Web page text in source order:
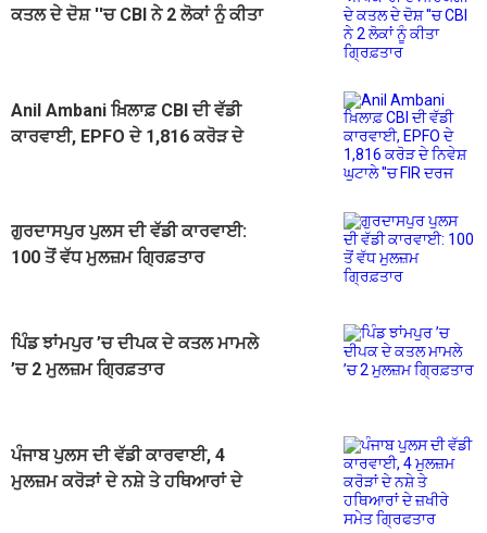
ਕਤਲ ਦੇ ਦੋਸ਼ ''ਚ CBI ਨੇ 2 ਲੋਕਾਂ ਨੂੰ ਕੀਤਾ
Anil Ambani ਖ਼ਿਲਾਫ਼ CBI ਦੀ ਵੱਡੀ
ਕਾਰਵਾਈ, EPFO ਦੇ 1,816 ਕਰੋੜ ਦੇ
ਗੁਰਦਾਸਪੁਰ ਪੁਲਸ ਦੀ ਵੱਡੀ ਕਾਰਵਾਈ:
100 ਤੋਂ ਵੱਧ ਮੁਲਜ਼ਮ ਗ੍ਰਿਫ਼ਤਾਰ
ਪਿੰਡ ਝਾਂਮਪੁਰ ’ਚ ਦੀਪਕ ਦੇ ਕਤਲ ਮਾਮਲੇ
’ਚ 2 ਮੁਲਜ਼ਮ ਗ੍ਰਿਫ਼ਤਾਰ
ਪੰਜਾਬ ਪੁਲਸ ਦੀ ਵੱਡੀ ਕਾਰਵਾਈ, 4
ਮੁਲਜ਼ਮ ਕਰੋੜਾਂ ਦੇ ਨਸ਼ੇ ਤੇ ਹਥਿਆਰਾਂ ਦੇ